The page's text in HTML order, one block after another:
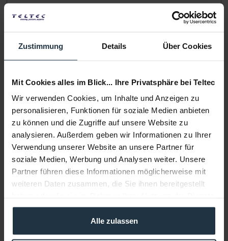
Zustimmung Details Über Cookies
Mit Cookies alles im Blick... Ihre Privatsphäre bei Teltec
Wir verwenden Cookies, um Inhalte und Anzeigen zu
personalisieren, Funktionen für soziale Medien anbieten
zu können und die Zugriffe auf unsere Website zu
analysieren. Außerdem geben wir Informationen zu Ihrer
Verwendung unserer Website an unsere Partner für
soziale Medien, Werbung und Analysen weiter. Unsere
Partner führen diese Informationen möglicherweise mit
weiteren Daten zusammen, die Sie ihnen bereitgestellt
gesammelt haben.
Alle zulassen
Standardschrauben und einen...
Beratung
Infos zu Hersteller & Produktsicherheit
Folgende Infos zum Hersteller sind verfübar...... mehr
Weitere Artikel von SmallRig ansehen